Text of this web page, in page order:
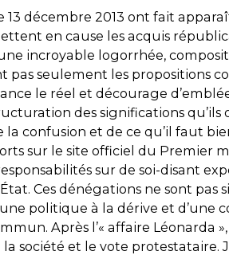
décembre 2013 ont fait
en cause les acquis
incroyable logorrhée,
seulement les propositions
le réel et décourage
des significations
confusion et de ce qu’il faut
sur le site officiel du Premier
sur de soi-disant
Ces dénégations ne sont pas
politique à la dérive et d’une
Après l’« affaire
société et le vote protestataire.